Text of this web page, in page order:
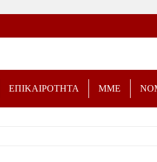
ΕΠΙΚΑΙΡΟΤΗΤΑ ΜΜΕ